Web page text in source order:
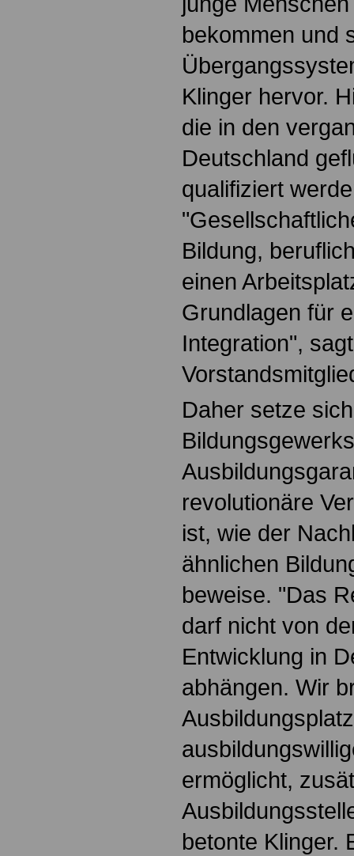
bekommen und
Klinger hervor.
die in den
Deutschland
qualifiziert
Bildung,
einen
Grundlagen für
Integration",
Daher setze
revolutionäre
ist, wie der
ähnlichen
beweise. "Das
darf nicht von
Entwicklung in
abhängen. Wir
ermöglicht,
betonte Klinger.